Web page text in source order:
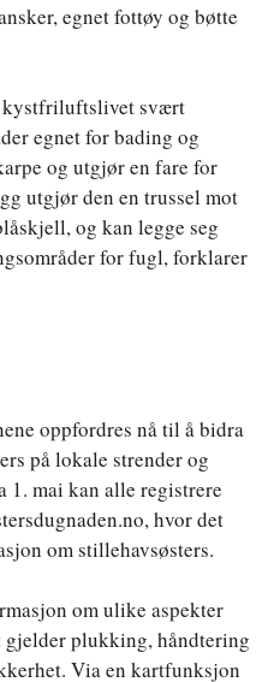
egnet fottøy og bøtte
kystfriluftslivet svært
egnet for bading og
og utgjør en fare for
utgjør den en trussel mot
og kan legge seg
for fugl, forklarer
oppfordres nå til å bidra
på lokale strender og
1. mai kan alle registrere
hvor det
om stillehavsøsters.
om ulike aspekter
gjelder plukking, håndtering
Via en kartfunksjon